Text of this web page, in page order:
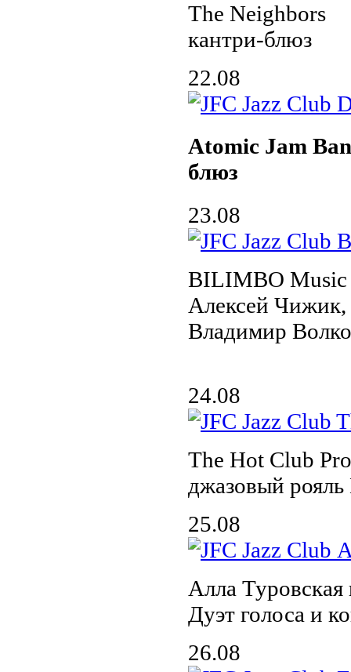
The Neighbors
кантри-блюз
22.08
Atomic Jam
блюз
23.08
BILIMBO Music
Алексей Чижик,
Владимир
24.08
The Hot Club
джазовый
25.08
Алла
Дуэт голоса и
26.08